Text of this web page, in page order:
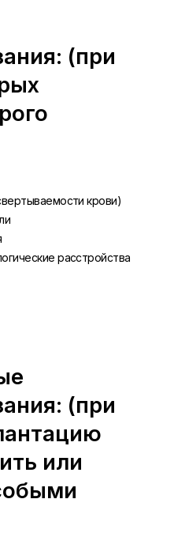
(при
крови)
расстройства
(при
или